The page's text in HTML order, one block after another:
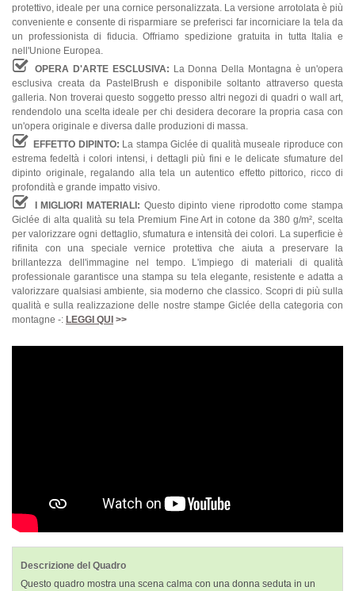
protettivo, ideale per una cornice personalizzata. La versione arrotolata è più
conveniente e consente di risparmiare se preferisci far incorniciare la tela da
un professionista di fiducia. Offriamo spedizione gratuita in tutta Italia e
nell'Unione Europea.
OPERA D'ARTE ESCLUSIVA: La Donna Della Montagna è un'opera
esclusiva creata da PastelBrush e disponibile soltanto attraverso questa
galleria. Non troverai questo soggetto presso altri negozi di quadri o wall art,
rendendolo una scelta ideale per chi desidera decorare la propria casa con
un'opera originale e diversa dalle produzioni di massa.
EFFETTO DIPINTO: La stampa Giclée di qualità museale riproduce con
estrema fedeltà i colori intensi, i dettagli più fini e le delicate sfumature del
dipinto originale, regalando alla tela un autentico effetto pittorico, ricco di
profondità e grande impatto visivo.
I MIGLIORI MATERIALI: Questo dipinto viene riprodotto come stampa
Giclée di alta qualità su tela Premium Fine Art in cotone da 380 g/m², scelta
per valorizzare ogni dettaglio, sfumatura e intensità dei colori. La superficie è
rifinita con una speciale vernice protettiva che aiuta a preservare la
brillantezza dell'immagine nel tempo. L'impiego di materiali di qualità
professionale garantisce una stampa su tela elegante, resistente e adatta a
valorizzare qualsiasi ambiente, sia moderno che classico. Scopri di più sulla
qualità e sulla realizzazione delle nostre stampe Giclée della categoria con
montagne -: LEGGI QUI >>
Descrizione del Quadro
Questo quadro mostra una scena calma con una donna seduta in un